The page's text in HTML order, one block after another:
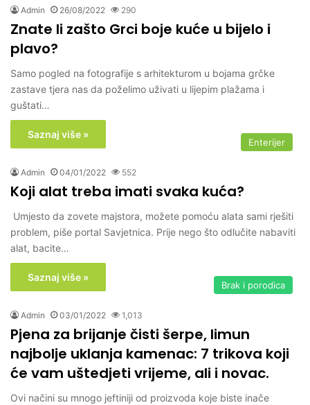
Admin 26/08/2022 290
Znate li zašto Grci boje kuće u bijelo i
plavo?
Samo pogled na fotografije s arhitekturom u bojama grčke
zastave tjera nas da poželimo uživati u lijepim plažama i
guštati…
Saznaj više »
Enterijer
Admin 04/01/2022 552
Koji alat treba imati svaka kuća?
Umjesto da zovete majstora, možete pomoću alata sami rješiti
problem, piše portal Savjetnica. Prije nego što odlučite nabaviti
alat, bacite…
Saznaj više »
Brak i porodica
Admin 03/01/2022 1,013
Pjena za brijanje čisti šerpe, limun
najbolje uklanja kamenac: 7 trikova koji
će vam uštedjeti vrijeme, ali i novac.
Ovi načini su mnogo jeftiniji od proizvoda koje biste inače